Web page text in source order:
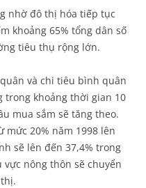
nhờ đô thị hóa tiếp tục
khoảng 65% tổng dân số
tiêu thụ rộng lớn.
và chi tiêu bình quân
trong khoảng thời gian 10
mua sắm sẽ tăng theo.
mức 20% năm 1998 lên
sẽ lên đến 37,4% trong
vực nông thôn sẽ chuyển